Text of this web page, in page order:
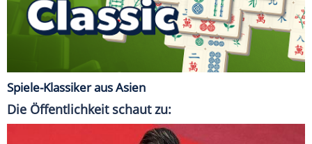
Spiele-Klassiker aus Asien
Die Öffentlichkeit schaut zu: